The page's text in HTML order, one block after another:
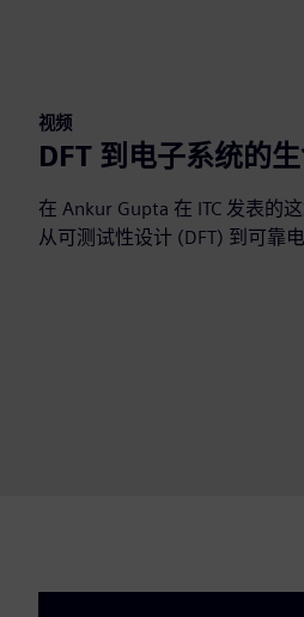
视频
DFT 到电子系统的
在 Ankur Gupta 在 ITC 发表的
从可测试性设计 (DFT) 到可靠